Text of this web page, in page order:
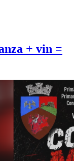
+ vin =